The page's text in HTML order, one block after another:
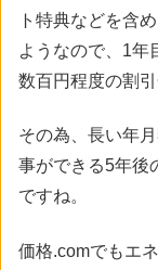
ト特典などを含
ようなので、1年
数百円程度の割
その為、長い年
事ができる5年後
ですね。
価格.comでもエ